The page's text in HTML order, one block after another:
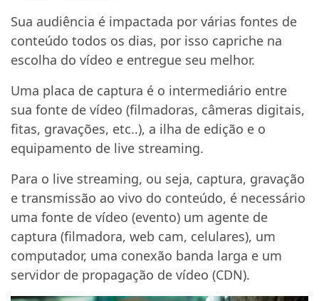
Sua audiência é impactada por várias fontes de
conteúdo todos os dias, por isso capriche na
escolha do vídeo e entregue seu melhor.
Uma placa de captura é o intermediário entre
sua fonte de vídeo (filmadoras, câmeras digitais,
fitas, gravações, etc..), a ilha de edição e o
equipamento de live streaming.
Para o live streaming, ou seja, captura, gravação
e transmissão ao vivo do conteúdo, é necessário
uma fonte de vídeo (evento) um agente de
captura (filmadora, web cam, celulares), um
computador, uma conexão banda larga e um
servidor de propagação de vídeo (CDN).